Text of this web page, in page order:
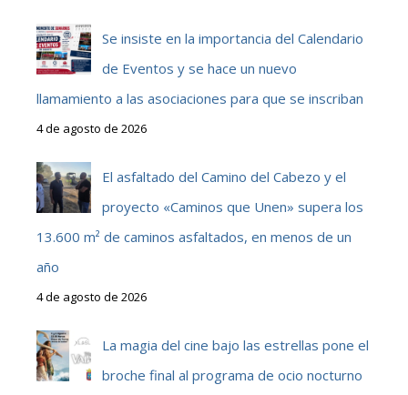
Se insiste en la importancia del Calendario
de Eventos y se hace un nuevo
llamamiento a las asociaciones para que se inscriban
4 de agosto de 2026
El asfaltado del Camino del Cabezo y el
proyecto «Caminos que Unen» supera los
13.600 m² de caminos asfaltados, en menos de un
año
4 de agosto de 2026
La magia del cine bajo las estrellas pone el
broche final al programa de ocio nocturno